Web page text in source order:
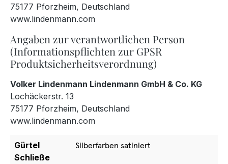
75177 Pforzheim, Deutschland
www.lindenmann.com
Angaben zur verantwortlichen Person
(Informationspflichten zur GPSR
Produktsicherheitsverordnung)
Volker Lindenmann Lindenmann GmbH & Co. KG
Lochäckerstr. 13
75177 Pforzheim, Deutschland
www.lindenmann.com
Gürtel
Schließe
Silberfarben satiniert